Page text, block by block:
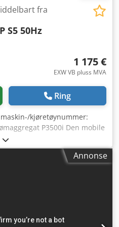
fra
S5 50Hz
1 175 €
EXW VB pluss MVA
Ring
kjøretøynummer:
P3500i Den mobile
P3500i er en lett, effektiv
Aggregatet er
drivstoffeffektivitet og
drivstofftank og kan
Annonse